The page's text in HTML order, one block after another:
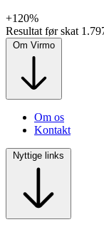
+120%
Resultat før skat
Om Virmo
Om os
Kontakt
Nyttige links